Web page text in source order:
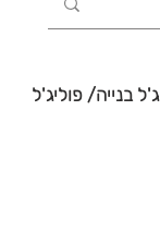
ג'ל בנייה/ פוליג'ל